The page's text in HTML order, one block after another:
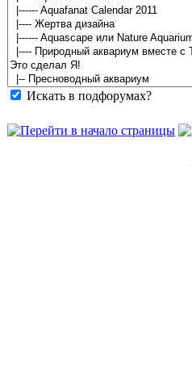
Искать в подфорумах?